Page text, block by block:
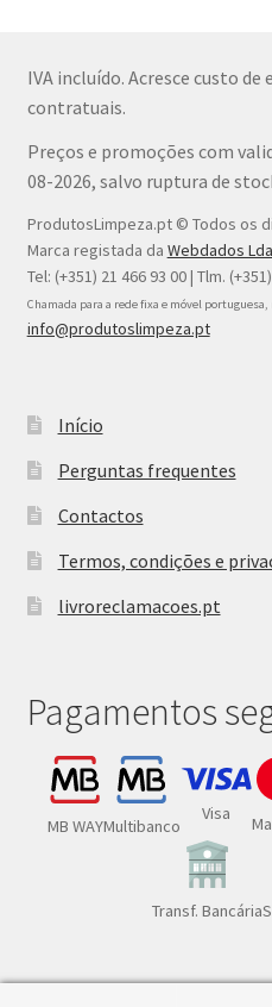
IVA incluído. Acresce custo
contratuais.
Preços e promoções com
08-2026, salvo ruptura de
ProdutosLimpeza.pt © Todos os
Marca registada da Webdados
Tel: (+351) 21 466 93 00 | Tlm.
Chamada para a rede fixa e móvel
info@produtoslimpeza.pt
Início
Perguntas frequentes
Contactos
Termos, condições e
livroreclamacoes.pt
Pagamentos
MB WAYMultibanco
Visa
Transf. Bancária